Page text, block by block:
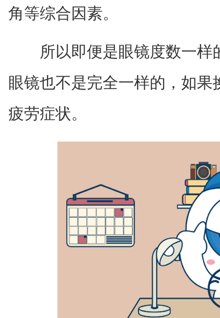
角等综合因素。
所以即便是眼镜度数一样
眼镜也不是完全一样的，如
疲劳症状。